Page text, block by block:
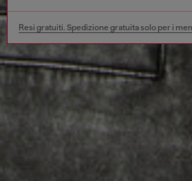
Resi gratuiti. Spedizione gratuita solo per i